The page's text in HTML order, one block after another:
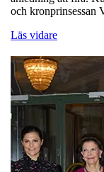
och
Läs vidare